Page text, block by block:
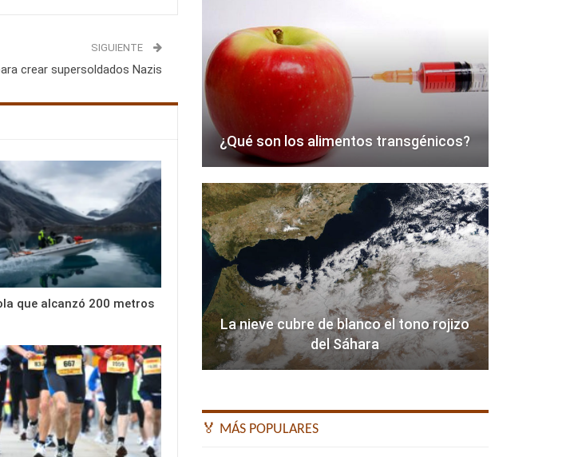
SIGUIENTE
crear supersoldados Nazis
que alcanzó 200 metros
¿Qué son los alimentos transgénicos?
La nieve cubre de blanco el tono rojizo
del Sáhara
🏅 MÁS POPULARES